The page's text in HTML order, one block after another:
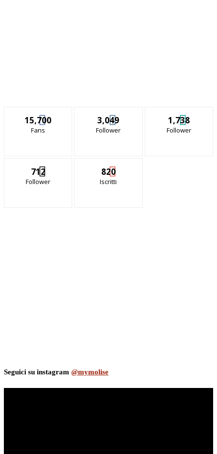
15,700
Fans
3,049
Follower
1,738
Follower
712
Follower
820
Iscritti
Seguici su instagram @mymolise